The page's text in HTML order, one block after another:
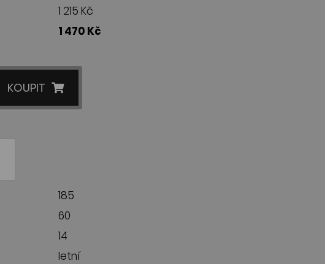
1 215 Kč
1 470 Kč
KOUPIT
185
60
14
letní